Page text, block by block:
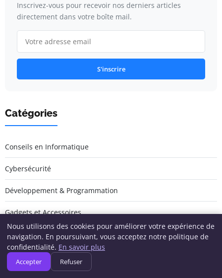
Inscrivez-vous pour recevoir nos derniers articles
directement dans votre boîte mail.
S'inscrire
Catégories
Conseils en Informatique
Cybersécurité
Développement & Programmation
Gadgets et Accessoires
Gaming & Informatique
Logiciels et Applications
Nous utilisons des cookies pour améliorer votre expérience de
navigation. En poursuivant, vous acceptez notre politique de
confidentialité. En savoir plus
Accepter Refuser